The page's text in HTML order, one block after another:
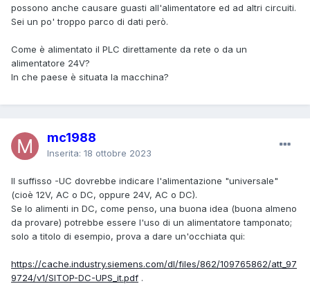
possono anche causare guasti all'alimentatore ed ad altri circuiti.
Sei un po' troppo parco di dati però.
Come è alimentato il PLC direttamente da rete o da un
alimentatore 24V?
In che paese è situata la macchina?
mc1988
Inserita: 18 ottobre 2023
Il suffisso -UC dovrebbe indicare l'alimentazione "universale"
(cioè 12V, AC o DC, oppure 24V, AC o DC).
Se lo alimenti in DC, come penso, una buona idea (buona almeno
da provare) potrebbe essere l'uso di un alimentatore tamponato;
solo a titolo di esempio, prova a dare un'occhiata qui:
https://cache.industry.siemens.com/dl/files/862/109765862/att_97
9724/v1/SITOP-DC-UPS_it.pdf .